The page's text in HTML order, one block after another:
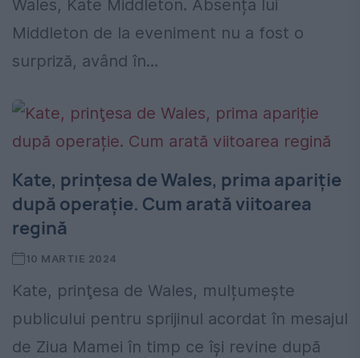
Wales, Kate Middleton. Absența lui
Middleton de la eveniment nu a fost o
surpriză, având în...
Kate, prinţesa de Wales, prima apariție
după operație. Cum arată viitoarea
regină
10 MARTIE 2024
Kate, prinţesa de Wales, mulțumește
publicului pentru sprijinul acordat în mesajul
de Ziua Mamei în timp ce își revine după